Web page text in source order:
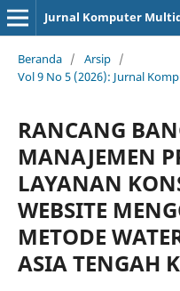
Jurnal Komputer
Beranda / Arsip /
Vol 9 No 5 (2026): Jurnal
RANCANG
MANAJEMEN
LAYANAN
WEBSITE
METODE
ASIA TENGAH